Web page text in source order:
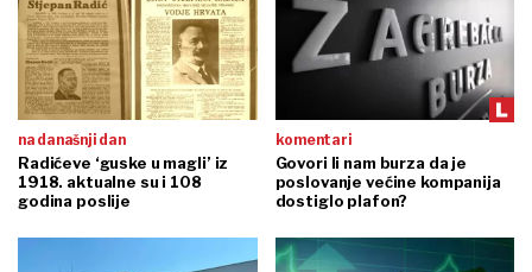
na današnji dan
Radićeve ‘guske u magli’ iz
1918. aktualne su i 108
godina poslije
komentari
Govori li nam burza da je
poslovanje većine kompanija
dostiglo plafon?